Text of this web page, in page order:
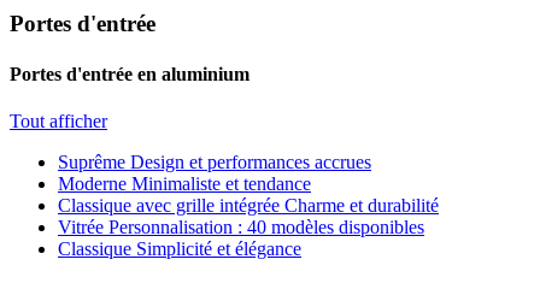
Portes d'entrée
Portes d'entrée en aluminium
Tout afficher
Suprême Design et performances accrues
Moderne Minimaliste et tendance
Classique avec grille intégrée Charme et durabilité
Vitrée Personnalisation : 40 modèles disponibles
Classique Simplicité et élégance